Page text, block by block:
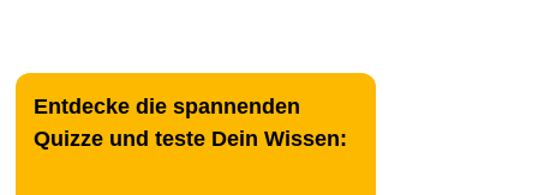
Entdecke die spannenden
Quizze und teste Dein Wissen: